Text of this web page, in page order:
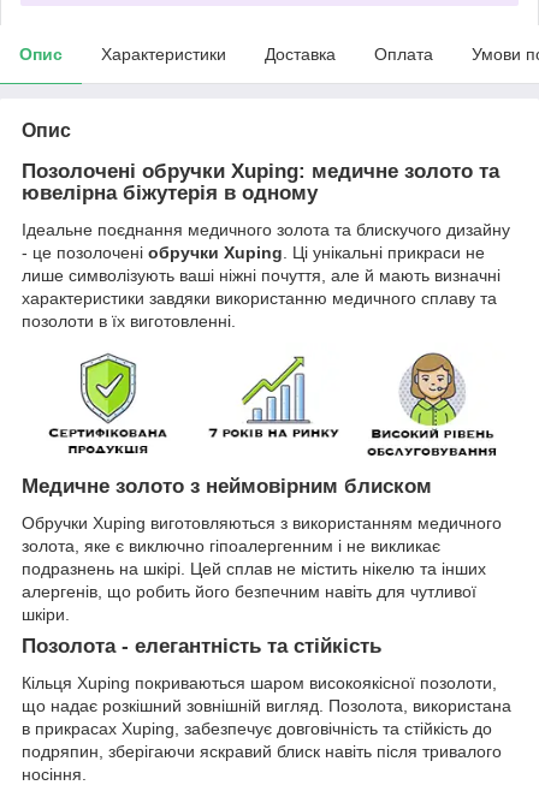
Опис Характеристики Доставка Оплата Умови
Опис
Позолочені обручки Xuping: медичне золото та
ювелірна біжутерія в одному
Ідеальне поєднання медичного золота та блискучого дизайну
- це позолочені обручки Xuping . Ці унікальні прикраси не
лише символізують ваші ніжні почуття, але й мають визначні
характеристики завдяки використанню медичного сплаву та
позолоти в їх виготовленні.
Медичне золото з неймовірним блиском
Обручки Xuping виготовляються з використанням медичного
золота, яке є виключно гіпоалергенним і не викликає
подразнень на шкірі. Цей сплав не містить нікелю та інших
алергенів, що робить його безпечним навіть для чутливої
шкіри.
Позолота - елегантність та стійкість
Кільця Xuping покриваються шаром високоякісної позолоти,
що надає розкішний зовнішній вигляд. Позолота, використана
в прикрасах Xuping, забезпечує довговічність та стійкість до
подряпин, зберігаючи яскравий блиск навіть після тривалого
носіння.